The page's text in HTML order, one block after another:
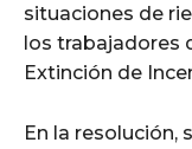
situaciones de
los trabajadores
Extinción de
En la resolución,